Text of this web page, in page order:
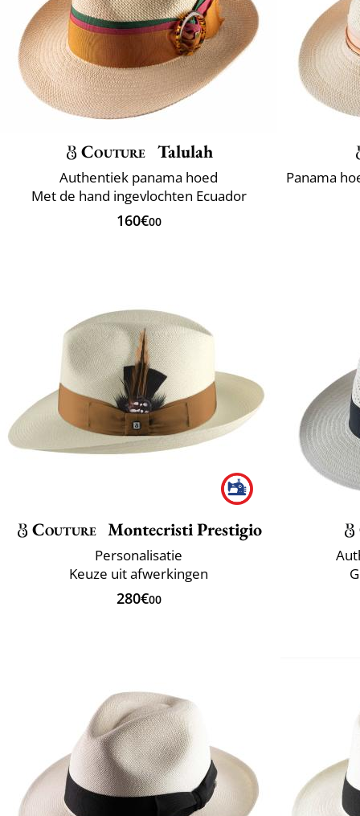
Couture Talulah
Authentiek panama hoed
Met de hand ingevlochten Ecuador
160€00
Couture Montecristi Prestigio
Personalisatie
Keuze uit afwerkingen
280€00